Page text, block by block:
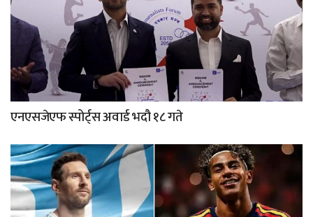
एनएसजेएफ स्पोर्ट्स अवार्ड भदौ १८ गते